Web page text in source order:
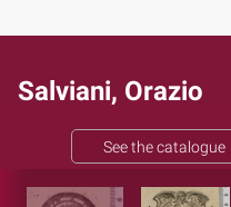
Salviani, Orazio
See the catalogue